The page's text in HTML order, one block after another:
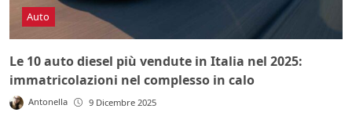
Auto
Le 10 auto diesel più vendute in Italia nel 2025:
immatricolazioni nel complesso in calo
Antonella 9 Dicembre 2025